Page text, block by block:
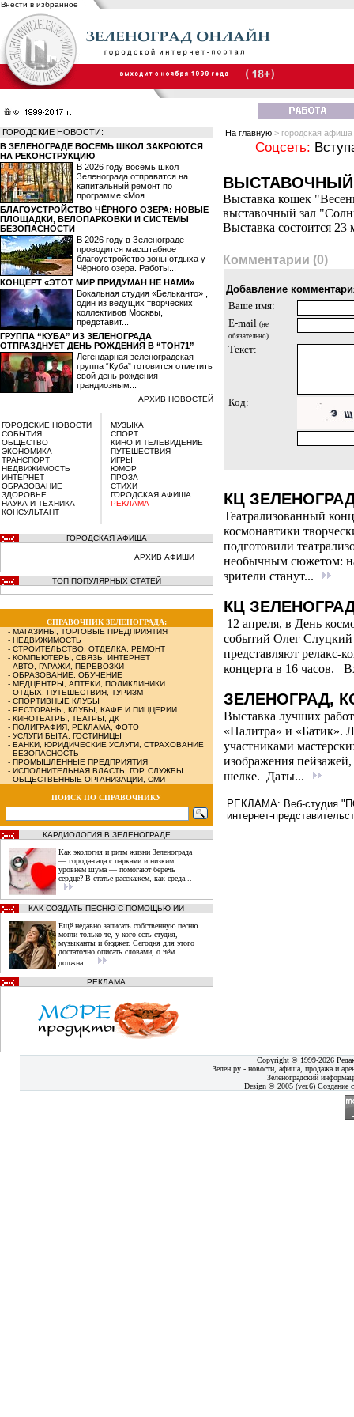
Внести в избранное
ГОРОДСКИЕ НОВОСТИ:
В ЗЕЛЕНОГРАДЕ ВОСЕМЬ ШКОЛ ЗАКРОЮТСЯ
НА РЕКОНСТРУКЦИЮ
В 2026 году восемь школ
Зеленограда отправятся на
капитальный ремонт по
программе «Моя...
БЛАГОУСТРОЙСТВО ЧЁРНОГО ОЗЕРА: НОВЫЕ
ПЛОЩАДКИ, ВЕЛОПАРКОВКИ И СИСТЕМЫ
БЕЗОПАСНОСТИ
В 2026 году в Зеленограде
проводится масштабное
благоустройство зоны отдыха у
Чёрного озера. Работы...
КОНЦЕРТ «ЭТОТ МИР ПРИДУМАН НЕ НАМИ»
Вокальная студия «Бельканто» ,
один из ведущих творческих
коллективов Москвы,
представит...
ГРУППА “КУБА” ИЗ ЗЕЛЕНОГРАДА
ОТПРАЗДНУЕТ ДЕНЬ РОЖДЕНИЯ В “ТОН71”
Легендарная зеленоградская
группа “Куба” готовится отметить
свой день рождения
грандиозным...
АРХИВ НОВОСТЕЙ
ГОРОДСКИЕ НОВОСТИ
СОБЫТИЯ
ОБЩЕСТВО
ЭКОНОМИКА
ТРАНСПОРТ
НЕДВИЖИМОСТЬ
ИНТЕРНЕТ
ОБРАЗОВАНИЕ
ЗДОРОВЬЕ
НАУКА И ТЕХНИКА
КОНСУЛЬТАНТ
МУЗЫКА
СПОРТ
КИНО И ТЕЛЕВИДЕНИЕ
ПУТЕШЕСТВИЯ
ИГРЫ
ЮМОР
ПРОЗА
СТИХИ
ГОРОДСКАЯ АФИША
РЕКЛАМА
ГОРОДСКАЯ АФИША
АРХИВ АФИШИ
ТОП ПОПУЛЯРНЫХ СТАТЕЙ
СПРАВОЧНИК ЗЕЛЕНОГРАДА:
- МАГАЗИНЫ, ТОРГОВЫЕ ПРЕДПРИЯТИЯ
- НЕДВИЖИМОСТЬ
- СТРОИТЕЛЬСТВО, ОТДЕЛКА, РЕМОНТ
- КОМПЬЮТЕРЫ, СВЯЗЬ, ИНТЕРНЕТ
- АВТО, ГАРАЖИ, ПЕРЕВОЗКИ
- ОБРАЗОВАНИЕ, ОБУЧЕНИЕ
- МЕДЦЕНТРЫ, АПТЕКИ, ПОЛИКЛИНИКИ
- ОТДЫХ, ПУТЕШЕСТВИЯ, ТУРИЗМ
- СПОРТИВНЫЕ КЛУБЫ
- РЕСТОРАНЫ, КЛУБЫ, КАФЕ И ПИЦЦЕРИИ
- КИНОТЕАТРЫ, ТЕАТРЫ, ДК
- ПОЛИГРАФИЯ, РЕКЛАМА, ФОТО
- УСЛУГИ БЫТА, ГОСТИНИЦЫ
- БАНКИ, ЮРИДИЧЕСКИЕ УСЛУГИ, СТРАХОВАНИЕ
- БЕЗОПАСНОСТЬ
- ПРОМЫШЛЕННЫЕ ПРЕДПРИЯТИЯ
- ИСПОЛНИТЕЛЬНАЯ ВЛАСТЬ, ГОР. СЛУЖБЫ
- ОБЩЕСТВЕННЫЕ ОРГАНИЗАЦИИ, СМИ
ПОИСК ПО СПРАВОЧНИКУ
КАРДИОЛОГИЯ В ЗЕЛЕНОГРАДЕ
Как экология и ритм жизни Зеленограда
— города‑сада с парками и низким
уровнем шума — помогают беречь
сердце? В статье расскажем, как среда...
КАК СОЗДАТЬ ПЕСНЮ С ПОМОЩЬЮ ИИ
Ещё недавно записать собственную песню
могли только те, у кого есть студия,
музыканты и бюджет. Сегодня для этого
достаточно описать словами, о чём
должна...
РЕКЛАМА
На главную > городская афиша
Соцсеть:
ВЫСТАВОЧНЫЙ
Выставка кошек
выставочный зал
Выставка состоится 23
Комментарии (0)
Добавление
Ваше имя:
E-mail (не
обязательно):
Текст:
Код:
КЦ
Театрализованный
космонавтики
подготовили
необычным сюжетом:
зрители станут...
КЦ
12 апреля, в День
событий Олег Слуцкий
представляют релакс-
концерта в 16 часов.
ЗЕЛЕНОГРАД,
Выставка лучших
«Палитра» и «Батик».
участниками
изображения
шелке. Даты...
РЕКЛАМА: Веб-студия
интернет-
Copyright © 1999-2026
Зелен.ру - новости, афиша, продажа и
Зеленоградский
Design © 2005 (ver.6) Создание